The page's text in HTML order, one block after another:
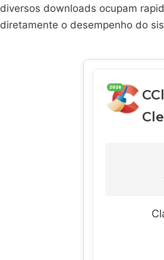
diversos downloads ocupam
diretamente o desempenho do